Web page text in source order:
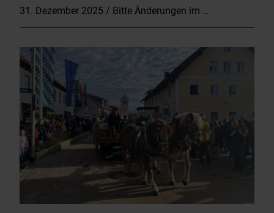
31. Dezember 2025 / Bitte Änderungen im …